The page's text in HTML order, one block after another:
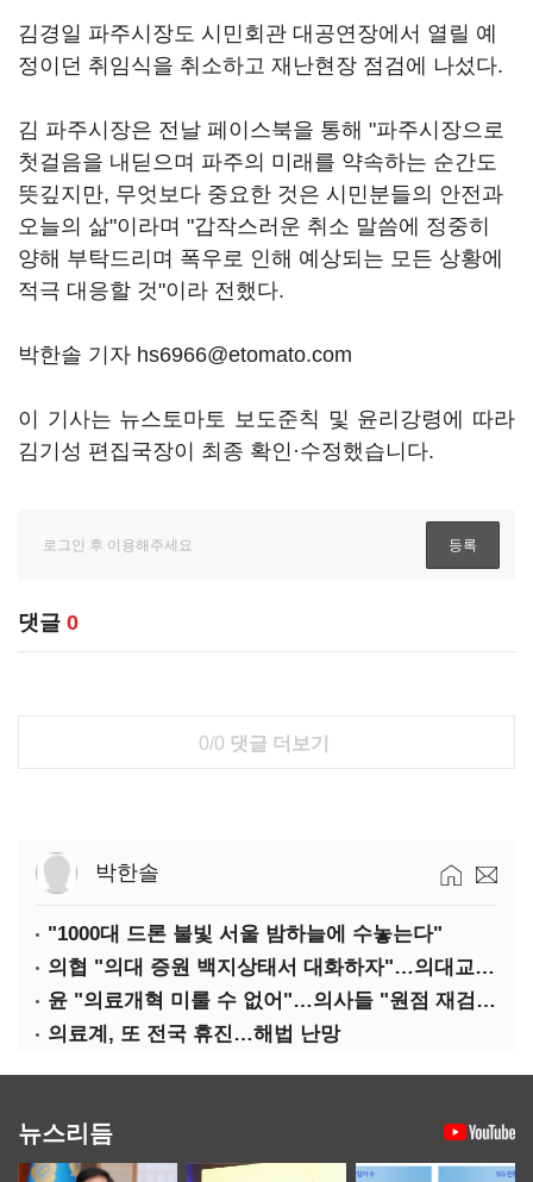
김경일 파주시장도 시민회관 대공연장에서 열릴 예
정이던 취임식을 취소하고 재난현장 점검에 나섰다.
김 파주시장은 전날 페이스북을 통해 "파주시장으로
첫걸음을 내딛으며 파주의 미래를 약속하는 순간도
뜻깊지만, 무엇보다 중요한 것은 시민분들의 안전과
오늘의 삶"이라며 "갑작스러운 취소 말씀에 정중히
양해 부탁드리며 폭우로 인해 예상되는 모든 상황에
적극 대응할 것"이라 전했다.
박한솔 기자 hs6966@etomato.com
이 기사는 뉴스토마토 보도준칙 및 윤리강령에 따라
김기성 편집국장이 최종 확인·수정했습니다.
댓글 0
0/0 댓글 더보기
박한솔
"1000대 드론 불빛 서울 밤하늘에 수놓는다"
의협 "의대 증원 백지상태서 대화하자"…의대교수, 집단 휴진
윤 "의료개혁 미룰 수 없어"…의사들 "원점 재검토"
의료계, 또 전국 휴진…해법 난망
뉴스리듬